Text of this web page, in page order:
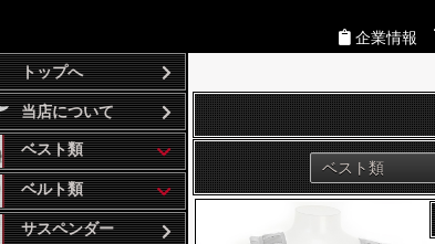
企業情報
トップへ
当店について
ベスト類
ベルト類
サスペンダー